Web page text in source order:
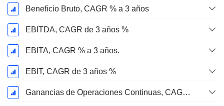
Beneficio Bruto, CAGR % a 3 años
EBITDA, CAGR de 3 años %
EBITA, CAGR % a 3 años.
EBIT, CAGR de 3 años %
Ganancias de Operaciones Continuas, CAGR de 3 Años %